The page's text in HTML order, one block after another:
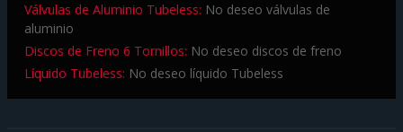
Válvulas de Aluminio Tubeless: No deseo válvulas de
aluminio
Discos de Freno 6 Tornillos: No deseo discos de freno
Líquido Tubeless: No deseo líquido Tubeless